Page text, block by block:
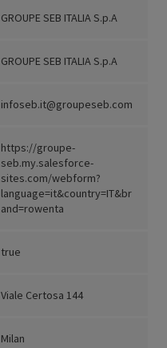
GROUPE SEB ITALIA S.p.A
GROUPE SEB ITALIA S.p.A
infoseb.it@groupeseb.com
https://groupe-
seb.my.salesforce-
sites.com/webform?
language=it&country=IT&br
and=rowenta
true
Viale Certosa 144
Milan